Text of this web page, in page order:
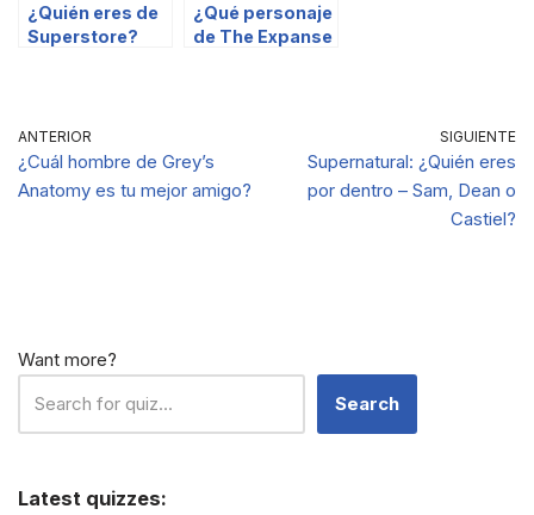
¿Quién eres de
Superstore?
¿Qué personaje
de The Expanse
ANTERIOR
¿Cuál hombre de Grey’s
Anatomy es tu mejor amigo?
SIGUIENTE
Supernatural: ¿Quién eres
por dentro – Sam, Dean o
Castiel?
Want more?
Search
Latest quizzes: